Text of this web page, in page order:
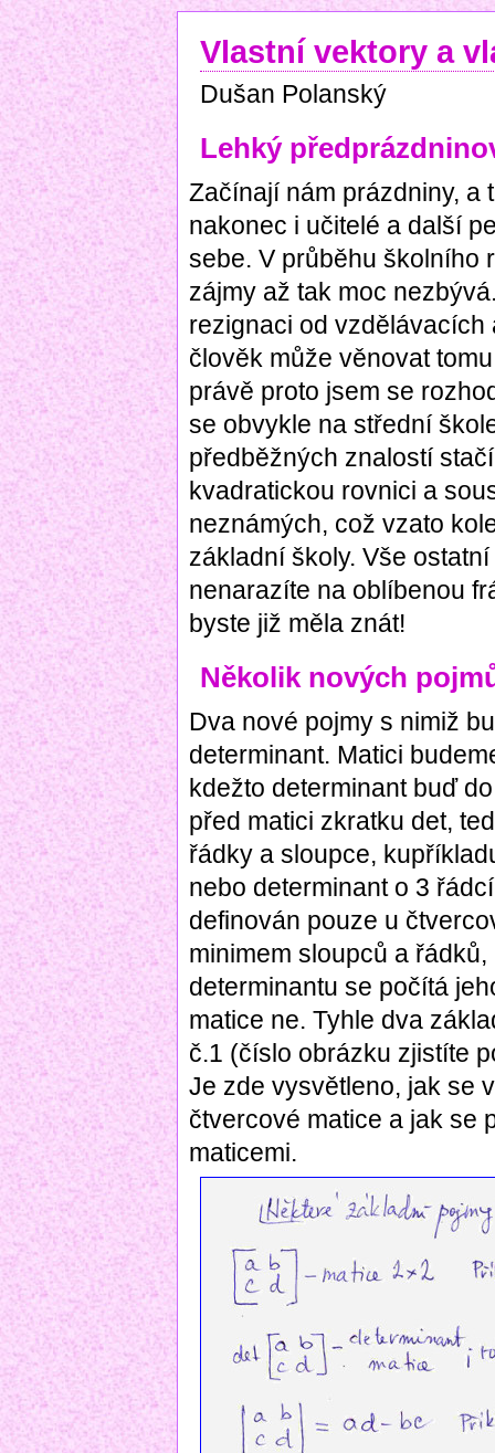
Vlastní vektory a
Dušan Polanský
Lehký
Začínají nám prázdniny, a
nakonec i učitelé a další
sebe. V průběhu školního
zájmy až tak moc
rezignaci od vzdělávacích
člověk může věnovat
právě proto jsem se
se obvykle na střední
předběžných znalostí
kvadratickou rovnici a
neznámých, což vzato
základní školy. Vše
nenarazíte na oblíbenou
byste již měla znát!
Několik nových
Dva nové pojmy s nimiž
determinant. Matici
kdežto determinant buď
před matici zkratku det,
řádky a sloupce,
nebo determinant o 3
definován pouze u
minimem sloupců a
determinantu se počítá
matice ne. Tyhle dva
č.1 (číslo obrázku zjistíte
Je zde vysvětleno, jak se
čtvercové matice a jak se
maticemi.